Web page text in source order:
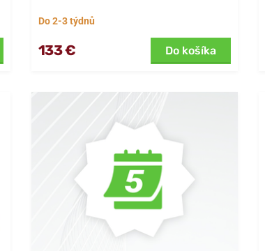
Do 2-3 týdnů
133 € Do košíka